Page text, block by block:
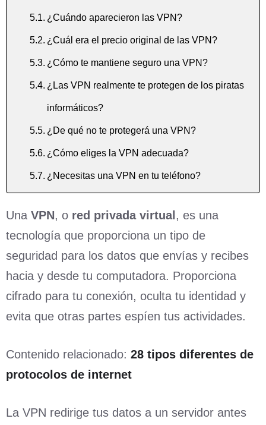
¿Cuándo aparecieron las VPN?
¿Cuál era el precio original de las VPN?
¿Cómo te mantiene seguro una VPN?
¿Las VPN realmente te protegen de los piratas
informáticos?
¿De qué no te protegerá una VPN?
¿Cómo eliges la VPN adecuada?
¿Necesitas una VPN en tu teléfono?
Una VPN, o red privada virtual , es una
tecnología que proporciona un tipo de
seguridad para los datos que envías y recibes
hacia y desde tu computadora. Proporciona
cifrado para tu conexión, oculta tu identidad y
evita que otras partes espíen tus actividades.
Contenido relacionado: 28 tipos diferentes de
protocolos de internet
La VPN redirige tus datos a un servidor antes